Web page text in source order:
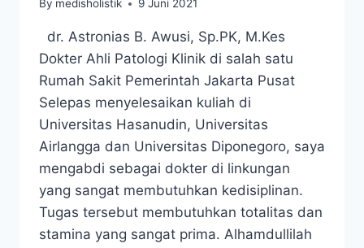
By medisholistik 9 Juni 2021
dr. Astronias B. Awusi, Sp.PK, M.Kes
Dokter Ahli Patologi Klinik di salah satu
Rumah Sakit Pemerintah Jakarta Pusat
Selepas menyelesaikan kuliah di
Universitas Hasanudin, Universitas
Airlangga dan Universitas Diponegoro, saya
mengabdi sebagai dokter di linkungan
yang sangat membutuhkan kedisiplinan.
Tugas tersebut membutuhkan totalitas dan
stamina yang sangat prima. Alhamdullilah